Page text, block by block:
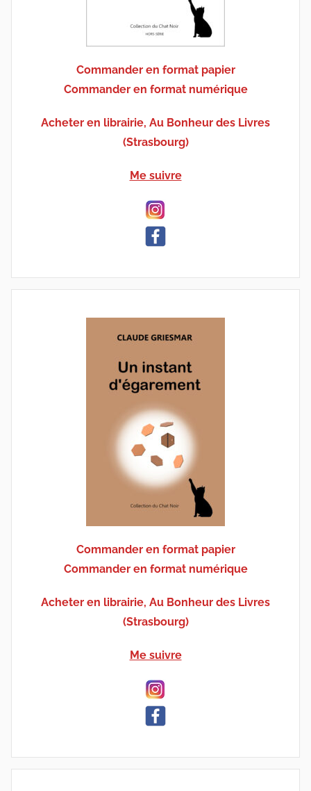
Commander en format papier
Commander en format numérique
Acheter en librairie, Au Bonheur des Livres
(Strasbourg)
Me suivre
Commander en format papier
Commander en format numérique
Acheter en librairie, Au Bonheur des Livres
(Strasbourg)
Me suivre